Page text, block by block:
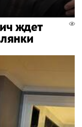
ждет